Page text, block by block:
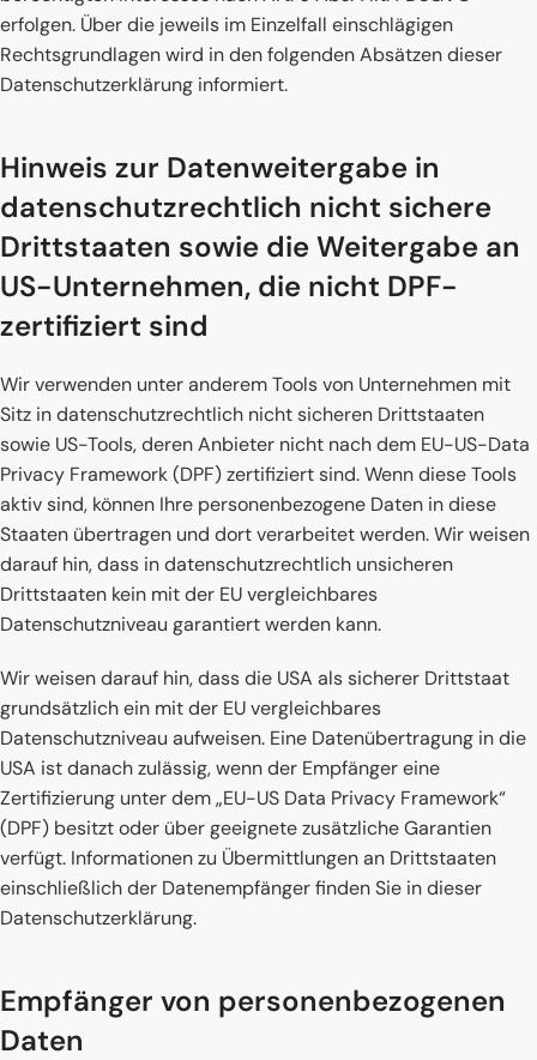
erfolgen. Über die jeweils im Einzelfall einschlägigen
Rechtsgrundlagen wird in den folgenden Absätzen dieser
Datenschutzerklärung informiert.
Hinweis zur Datenweitergabe in
datenschutzrechtlich nicht sichere
Drittstaaten sowie die Weitergabe an
US-Unternehmen, die nicht DPF-
zertifiziert sind
Wir verwenden unter anderem Tools von Unternehmen mit
Sitz in datenschutzrechtlich nicht sicheren Drittstaaten
sowie US-Tools, deren Anbieter nicht nach dem EU-US-Data
Privacy Framework (DPF) zertifiziert sind. Wenn diese Tools
aktiv sind, können Ihre personenbezogene Daten in diese
Staaten übertragen und dort verarbeitet werden. Wir weisen
darauf hin, dass in datenschutzrechtlich unsicheren
Drittstaaten kein mit der EU vergleichbares
Datenschutzniveau garantiert werden kann.
Wir weisen darauf hin, dass die USA als sicherer Drittstaat
grundsätzlich ein mit der EU vergleichbares
Datenschutzniveau aufweisen. Eine Datenübertragung in die
USA ist danach zulässig, wenn der Empfänger eine
Zertifizierung unter dem „EU-US Data Privacy Framework“
(DPF) besitzt oder über geeignete zusätzliche Garantien
verfügt. Informationen zu Übermittlungen an Drittstaaten
einschließlich der Datenempfänger finden Sie in dieser
Datenschutzerklärung.
Empfänger von personenbezogenen
Daten